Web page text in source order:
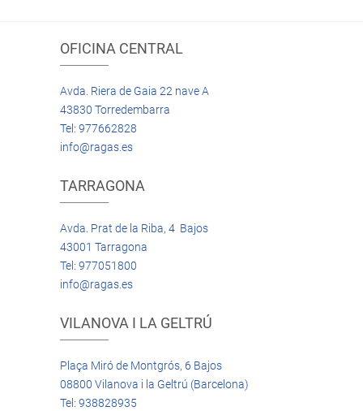
OFICINA CENTRAL
Avda. Riera de Gaia 22 nave A
43830 Torredembarra
Tel: 977662828
info@ragas.es
TARRAGONA
Avda. Prat de la Riba, 4 Bajos
43001 Tarragona
Tel: 977051800
info@ragas.es
VILANOVA I LA GELTRÚ
Plaça Miró de Montgrós, 6 Bajos
08800 Vilanova i la Geltrú (Barcelona)
Tel: 938828935